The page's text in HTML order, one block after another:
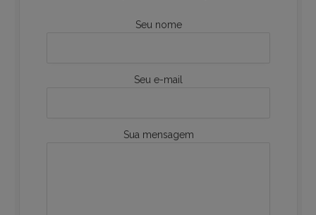
Seu nome
Seu e-mail
Sua mensagem